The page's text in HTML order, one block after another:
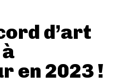
d’art
en 2023 !